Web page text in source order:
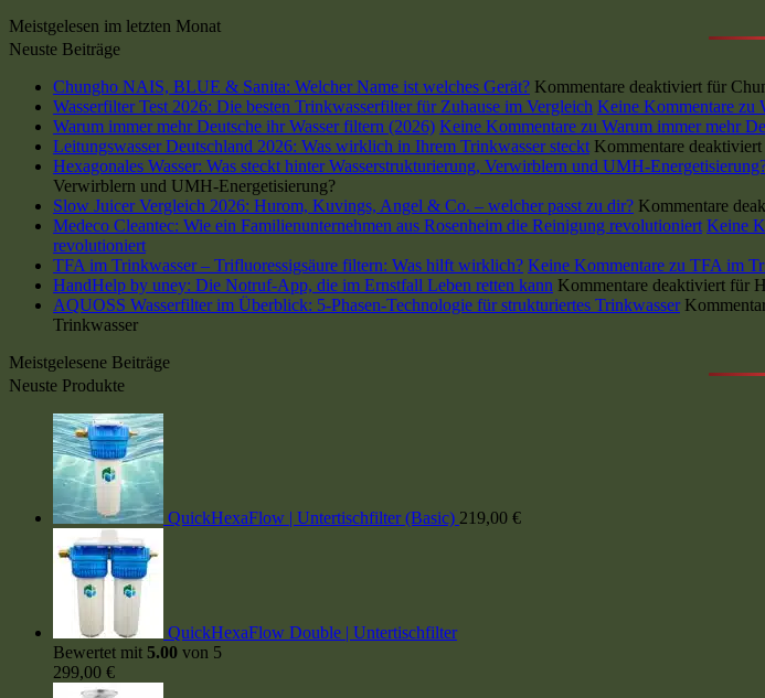
Meistgelesen im letzten Monat
Neuste Beiträge
Chungho NAIS, BLUE & Sanita: Welcher Name ist welches Gerät? Kommentare deaktiviert für
Wasserfilter Test 2026: Die besten Trinkwasserfilter für Zuhause im Vergleich Keine Kommentare zu
Warum immer mehr Deutsche ihr Wasser filtern (2026) Keine Kommentare zu Warum immer mehr
Leitungswasser Deutschland 2026: Was wirklich in Ihrem Trinkwasser steckt Kommentare deaktiviert
Hexagonales Wasser: Was steckt hinter Wasserstrukturierung, Verwirblern und UMH-
Verwirblern und UMH-Energetisierung?
Slow Juicer Vergleich 2026: Hurom, Kuvings, Angel & Co. – welcher passt zu dir? Kommentare
Medeco Cleantec: Wie ein Familienunternehmen aus Rosenheim die Reinigung revolutioniert Keine
revolutioniert
TFA im Trinkwasser – Trifluoressigsäure filtern: Was hilft wirklich? Keine Kommentare zu TFA im
HandHelp by uney: Die Notruf-App, die im Ernstfall Leben retten kann Kommentare deaktiviert für
AQUOSS Wasserfilter im Überblick: 5-Phasen-Technologie für strukturiertes Trinkwasser
Trinkwasser
Meistgelesene Beiträge
Neuste Produkte
QuickHexaFlow | Untertischfilter (Basic) 219,00 €
QuickHexaFlow Double | Untertischfilter
Bewertet mit 5.00 von 5
299,00 €